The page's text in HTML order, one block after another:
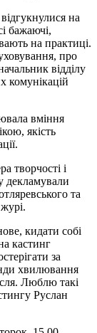
на
бажаючі,
на практиці.
про
відділу
комунікацій
вміння
якість
творчості і
декламували
та
кидати собі
кастинг
за
хвилювання
Люблю такі
Руслан